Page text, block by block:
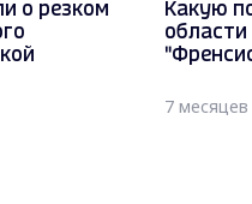
о резком
Какую
7